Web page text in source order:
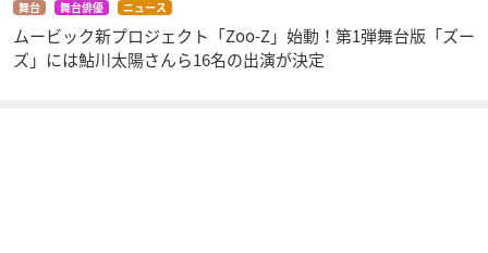
舞台 舞台俳優 ニュース
ムービック新プロジェクト「Zoo-Z」始動！第1弾舞台版「ズー
ズ」には鮎川太陽さんら16名の出演が決定